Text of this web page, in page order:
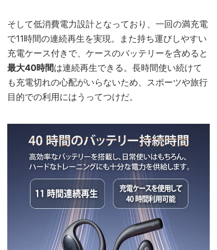
そして低消費電力設計となっており、一回の満充電
で11時間の連続再生を実現。また持ち運びしやすい
充電ケース付きで、ケースのバッテリーを含めると
最大40時間は連続再生できる。長時間使い続けて
も充電切れの心配がいらないため、スポーツや旅行
目的での利用にはうってつけだ。